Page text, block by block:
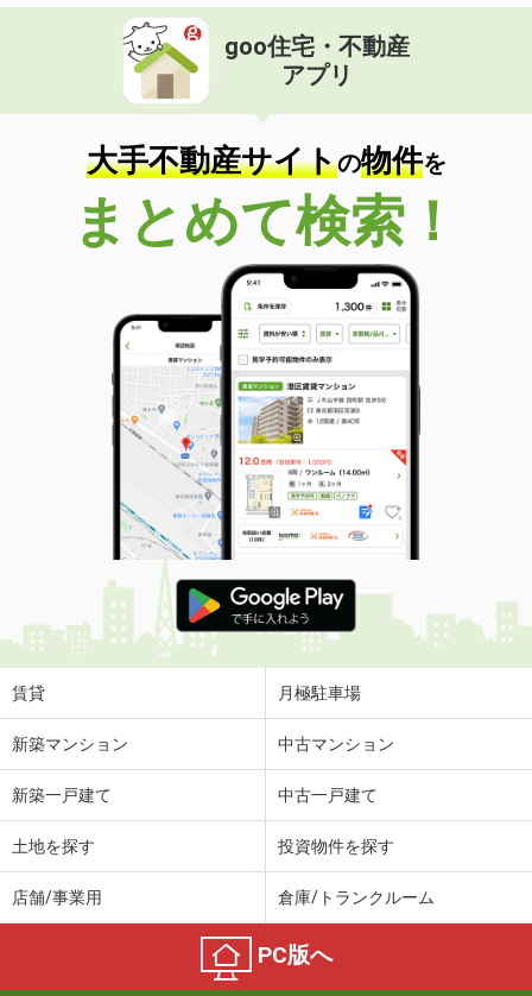
goo住宅・不動産
アプリ
大手不動産サイトの物件を
まとめて検索！
賃貸 月極駐車場
新築マンション 中古マンション
新築一戸建て 中古一戸建て
土地を探す 投資物件を探す
店舗/事業用 倉庫/トランクルーム
PC版へ